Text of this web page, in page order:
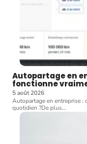
Autopartage en
fonctionne
5 août 2026
Autopartage en entreprise :
quotidien ?De plus…